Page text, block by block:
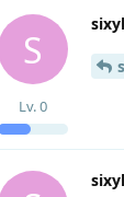
S
Lv.0